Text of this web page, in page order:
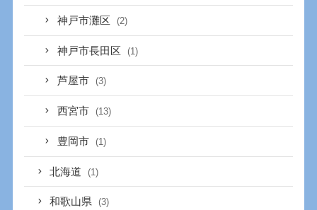
神戸市灘区 (2)
神戸市長田区 (1)
芦屋市 (3)
西宮市 (13)
豊岡市 (1)
北海道 (1)
和歌山県 (3)